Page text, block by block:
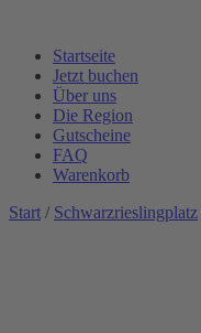
Startseite
Jetzt buchen
Über uns
Die Region
Gutscheine
FAQ
Warenkorb
Start / Schwarzrieslingplatz